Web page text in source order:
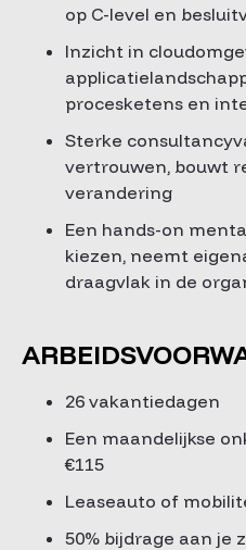
op C-level en
Inzicht in
procesketens en
Sterke
vertrouwen, bouwt
verandering
Een hands-on
kiezen, neemt
draagvlak in de
26 vakantiedagen
Een maandelijkse
€115
Leaseauto of
50% bijdrage aan je